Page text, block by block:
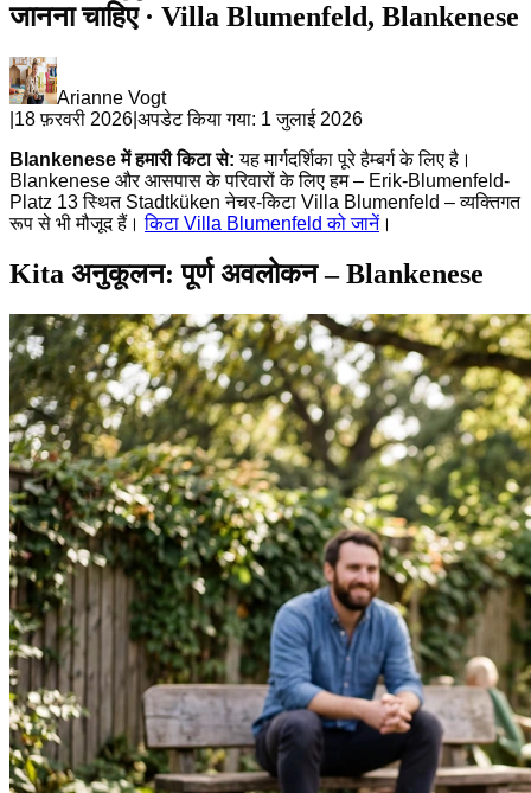
जानना चाहिए · Villa Blumenfeld, Blankenese
Arianne Vogt
18 फ़रवरी 2026 अपडेट किया गया: 1 जुलाई 2026
Blankenese में हमारी किटा से: यह मार्गदर्शिका पूरे हैम्बर्ग के लिए है।
Blankenese और आसपास के परिवारों के लिए हम – Erik-Blumenfeld-
Platz 13 स्थित Stadtküken नेचर-किटा Villa Blumenfeld – व्यक्तिगत
रूप से भी मौजूद हैं।किटा Villa Blumenfeld को जानें।
Kita अनुकूलन: पूर्ण अवलोकन – Blankenese